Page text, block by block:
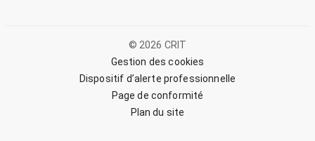
© 2026 CRIT
Gestion des cookies
Dispositif d’alerte professionnelle
Page de conformité
Plan du site